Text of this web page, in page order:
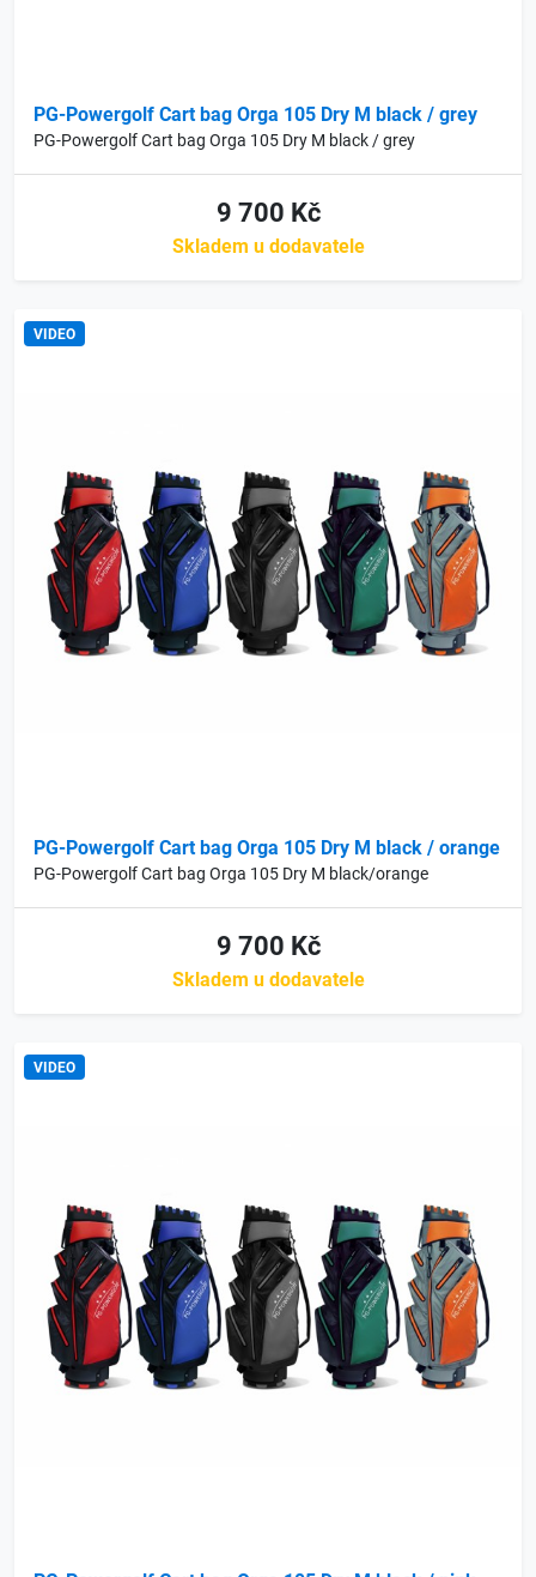
PG-Powergolf Cart bag Orga 105 Dry M black / grey
PG-Powergolf Cart bag Orga 105 Dry M black / grey
9 700 Kč
Skladem u dodavatele
VIDEO
PG-Powergolf Cart bag Orga 105 Dry M black / orange
PG-Powergolf Cart bag Orga 105 Dry M black/orange
9 700 Kč
Skladem u dodavatele
VIDEO